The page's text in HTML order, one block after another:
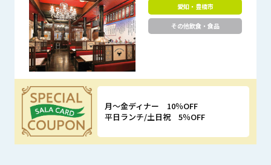
愛知・豊橋市
その他飲食・食品
優待特典
月～金ディナー 10％OFF
平日ランチ/土日祝 5％OFF